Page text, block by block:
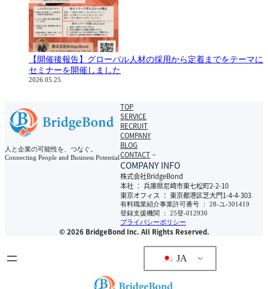
【開催後報告】グローバル人材の採用から定着までをテーマに
セミナーを開催しました
2026.05.25
人と企業の可能性を、つなぐ。
Connecting People and Business Potential
TOP
SERVICE
RECRUIT
COMPANY
BLOG
CONTACT
COMPANY INFO
株式会社BridgeBond
本社 ： 兵庫県尼崎市東七松町2-2-10
東京オフィス ： 東京都港区芝大門1-4-4-303
有料職業紹介事業許可番号 ： 28-ユ-301419
登録支援機関 ： 25登-012930
プライバシーポリシー
© 2026 BridgeBond Inc. All Rights Reserved.
JA